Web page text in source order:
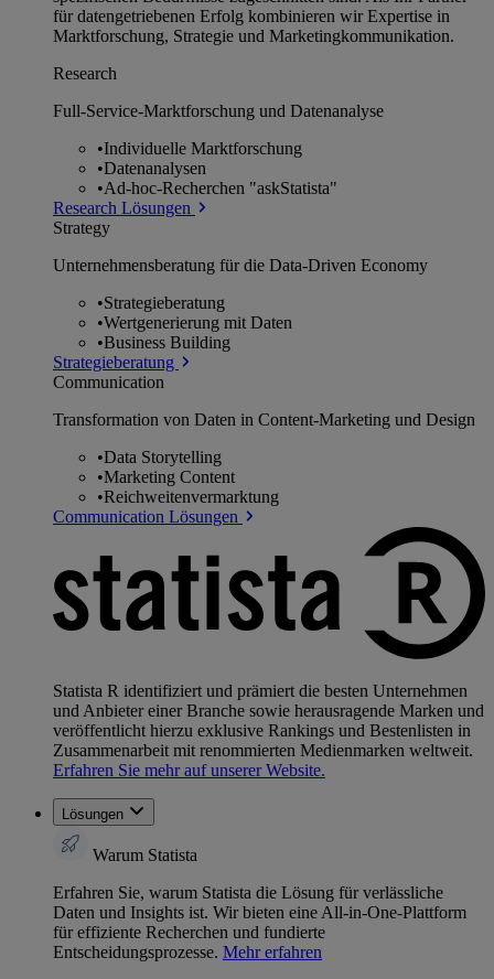
für datengetriebenen Erfolg kombinieren wir Expertise in
Marktforschung, Strategie und Marketingkommunikation.
Research
Full-Service-Marktforschung und Datenanalyse
•Individuelle Marktforschung
•Datenanalysen
•Ad-hoc-Recherchen "askStatista"
Research Lösungen
Strategy
Unternehmens­beratung für die Data-Driven Economy
•Strategieberatung
•Wertgenerierung mit Daten
•Business Building
Strategieberatung
Communication
Transformation von Daten in Content-Marketing und Design
•Data Storytelling
•Marketing Content
•Reichweitenvermarktung
Communication Lösungen
Statista R identifiziert und prämiert die besten Unternehmen
und Anbieter einer Branche sowie herausragende Marken und
veröffentlicht hierzu exklusive Rankings und Bestenlisten in
Zusammenarbeit mit renommierten Medienmarken weltweit.
Erfahren Sie mehr auf unserer Website.
Lösungen
Warum Statista
Erfahren Sie, warum Statista die Lösung für verlässliche
Daten und Insights ist. Wir bieten eine All-in-One-Plattform
für effiziente Recherchen und fundierte
Entscheidungsprozesse. Mehr erfahren